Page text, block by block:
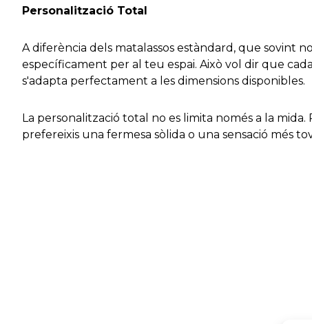
Personalització Total
A diferència dels matalassos estàndard, que sovint
específicament per al teu espai. Això vol dir que
s'adapta perfectament a les dimensions disponibles.
La personalització total no es limita només a la
prefereixis una fermesa sòlida o una sensació més